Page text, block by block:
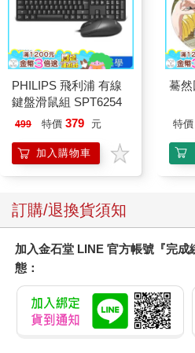
PHILIPS 飛利浦 有線
鍵盤滑鼠組 SPT6254
499 特價 379 元
加入購物車
驀然
特價
訂購/退換貨須知
加入金石堂 LINE 官方帳號『完成
態：